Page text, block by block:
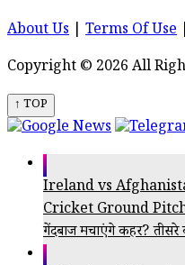
About Us Terms Of Use
Copyright © 2026 All
↑ TOP
Ireland vs
Cricket Ground Pitch
गेंदबाज मचाएंगे कहर?